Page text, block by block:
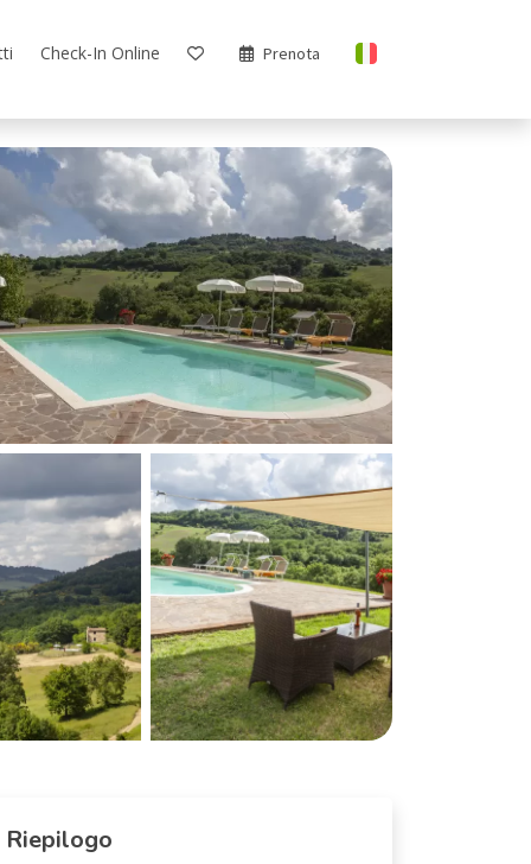
Check-In Online Prenota
Riepilogo